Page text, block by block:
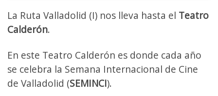
La Ruta Valladolid (I) nos lleva hasta el Teatro
Calderón.
En este Teatro Calderón es donde cada año
se celebra la Semana Internacional de Cine
de Valladolid (SEMINCI).